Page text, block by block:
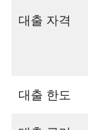
대출 자격
대출 한도